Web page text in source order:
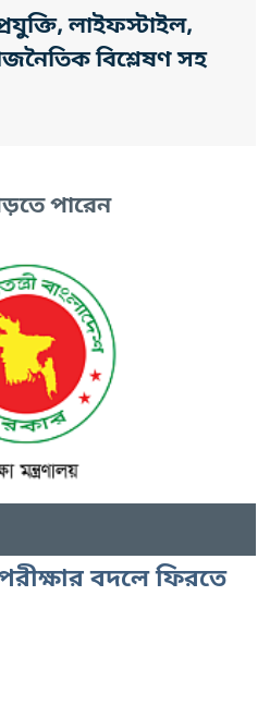
লাইফস্টাইল,
বিশ্লেষণ সহ
পারেন
পরীক্ষার বদলে ফিরতে